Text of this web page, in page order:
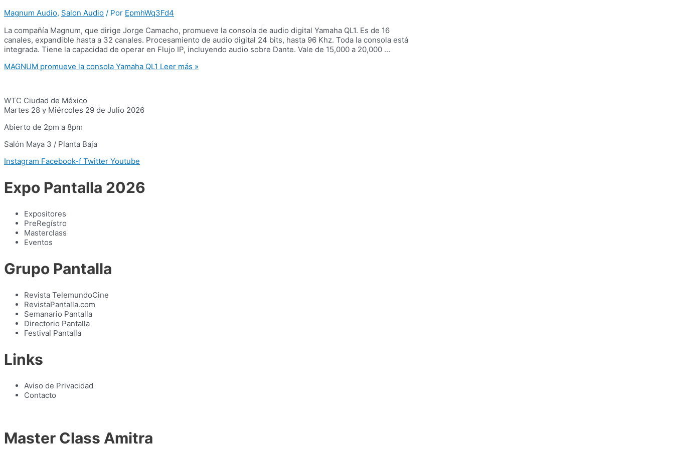
Magnum Audio, Salon Audio / Por EpmhWq3Fd4
La compañía Magnum, que dirige Jorge Camacho, promueve la consola de audio digital Yamaha QL1. Es de 16
canales, expandible hasta a 32 canales. Procesamiento de audio digital 24 bits, hasta 96 Khz. Toda la consola está
integrada. Tiene la capacidad de operar en Flujo IP, incluyendo audio sobre Dante. Vale de 15,000 a 20,000 …
MAGNUM promueve la consola Yamaha QL1 Leer más »
WTC Ciudad de México
Martes 28 y Miércoles 29 de Julio 2026
Abierto de 2pm a 8pm
Salón Maya 3 / Planta Baja
Instagram Facebook-f Twitter Youtube
Expo Pantalla 2026
Expositores
PreRegístro
Masterclass
Eventos
Grupo Pantalla
Revista TelemundoCine
RevistaPantalla.com
Semanario Pantalla
Directorio Pantalla
Festival Pantalla
Links
Aviso de Privacidad
Contacto
Master Class Amitra